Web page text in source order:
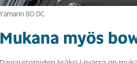
Yamarin 80 DC.
Mukana myös